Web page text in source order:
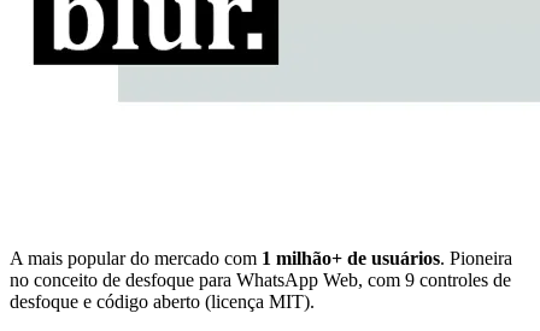
A mais popular do mercado com 1 milhão+ de usuários. Pioneira
no conceito de desfoque para WhatsApp Web, com 9 controles de
desfoque e código aberto (licença MIT).